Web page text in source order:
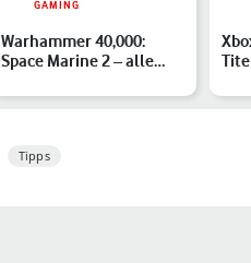
GAMING
Warhammer 40,000:
Space Marine 2 – alle
Tipps